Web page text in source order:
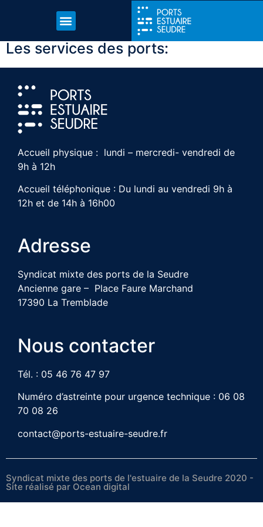
Les services des ports:
Accueil physique : lundi – mercredi- vendredi de
9h à 12h
Accueil téléphonique : Du lundi au vendredi 9h à
12h et de 14h à 16h00
Adresse
Syndicat mixte des ports de la Seudre
Ancienne gare – Place Faure Marchand
17390 La Tremblade
Nous contacter
Tél. : 05 46 76 47 97
Numéro d’astreinte pour urgence technique : 06 08
70 08 26
contact@ports-estuaire-seudre.fr
Syndicat mixte des ports de l'estuaire de la Seudre 2020 -
Site réalisé par Ocean digital